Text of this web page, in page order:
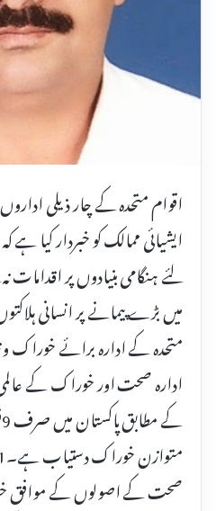
اقوام متحدہ کے چار ذیلی
ایشیائی ممالک کو خبردار کیا
میں بڑے پیمانے پر انسانی
متحدہ کے ادارہ برائے خوراک
ادارہ صحت اور خوراک کے
صحت کے اصولوں کے موافق